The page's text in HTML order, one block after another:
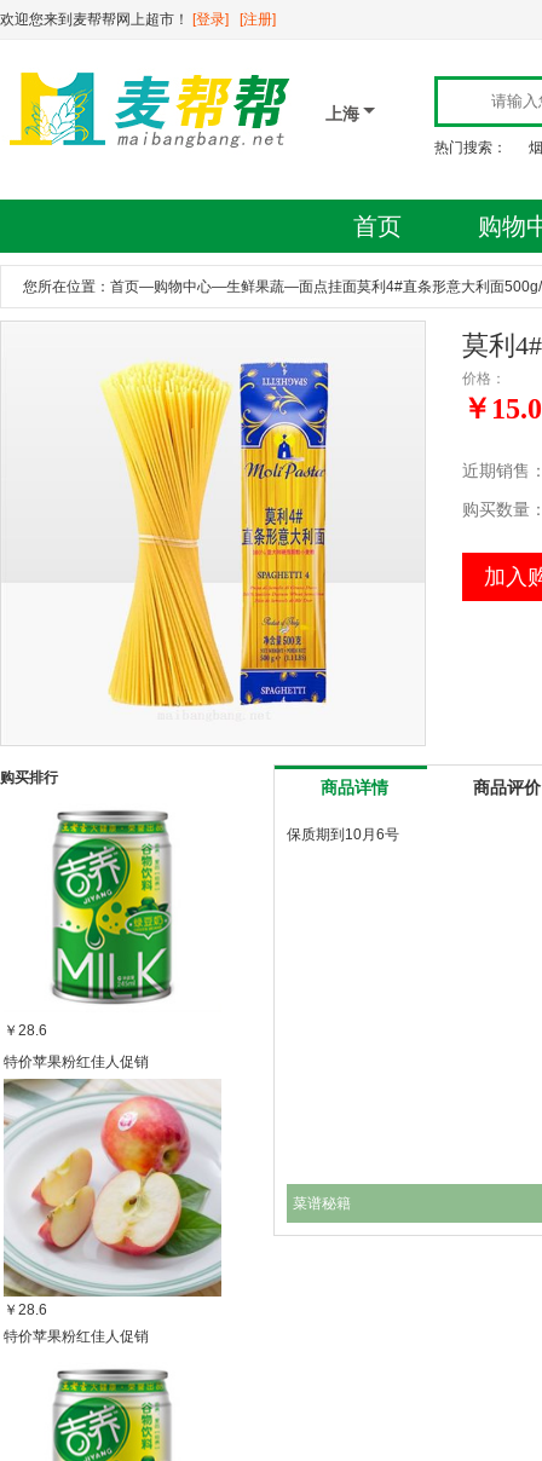
欢迎您来到麦帮帮网上超市！ [登录] [注册]
上海
热门搜索： 烟
首页 购物
您所在位置： 首页—购物中心—生鲜果蔬—面点挂面莫利4#直条形意大利面
莫利
价格：
￥
近期销售
购买数量
加入
购买排行
￥28.6
特价苹果粉红佳人促销
￥28.6
特价苹果粉红佳人促销
商品详情 商品评价
保质期到10月6号
菜谱秘籍